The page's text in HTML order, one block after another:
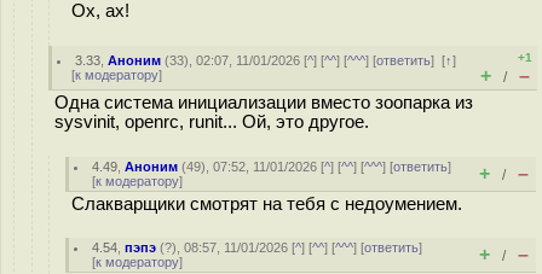
Ох, ах!
3.33 ,Аноним (33), 02:07, 11/01/2026 [^] [^^] [^^^] [ответить][↑]
[к модератору]
+1
+ / –
Одна система инициализации вместо зоопарка из
sysvinit, openrc, runit... Ой, это другое.
4.49 ,Аноним (49), 07:52, 11/01/2026 [^] [^^] [^^^] [ответить]
[к модератору] + / –
Слакварщики смотрят на тебя с недоумением.
4.54 ,пэпэ (?), 08:57, 11/01/2026 [^] [^^] [^^^] [ответить]
[к модератору] + / –